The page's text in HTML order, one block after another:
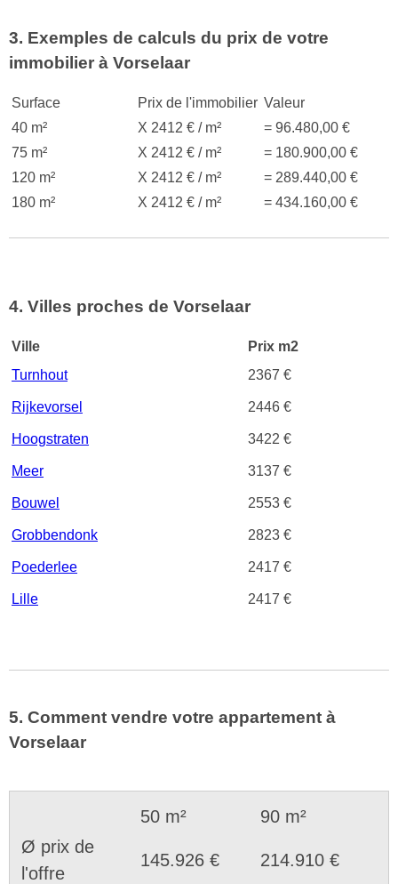
3. Exemples de calculs du prix de votre
immobilier à Vorselaar
Surface Prix de l'immobilier Valeur
40 m²
X 2412 € / m²
= 96.480,00 €
75 m²
X 2412 € / m²
= 180.900,00 €
120 m²
X 2412 € / m²
= 289.440,00 €
180 m²
X 2412 € / m² = 434.160,00 €
4. Villes proches de Vorselaar
Ville
Prix m2
Turnhout
2367 €
Rijkevorsel 2446 €
Hoogstraten 3422 €
Meer 3137 €
Bouwel 2553 €
Grobbendonk 2823 €
Poederlee 2417 €
Lille 2417 €
5. Comment vendre votre appartement à
Vorselaar
50 m²
90 m²
Ø prix de
l'offre
145.926 € 214.910 €